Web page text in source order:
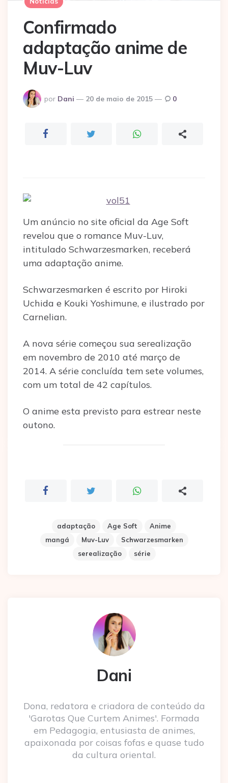
Confirmado
adaptação anime de
Muv-Luv
Postado
por
por Dani 20 de maio de 2015 0
Um anúncio no site oficial da Age Soft
revelou que o romance Muv-Luv,
intitulado Schwarzesmarken, receberá
uma adaptação anime.
Schwarzesmarken é escrito por Hiroki
Uchida e Kouki Yoshimune, e ilustrado por
Carnelian.
A nova série começou sua serealização
em novembro de 2010 até março de
2014. A série concluída tem sete volumes,
com um total de 42 capítulos.
O anime esta previsto para estrear neste
outono.
adaptação Age Soft
Anime
mangá
Muv-Luv
Schwarzesmarken
serealização
série
Dani
Dona, redatora e criadora de conteúdo da
'Garotas Que Curtem Animes'. Formada
em Pedagogia, entusiasta de animes,
apaixonada por coisas fofas e quase tudo
da cultura oriental.